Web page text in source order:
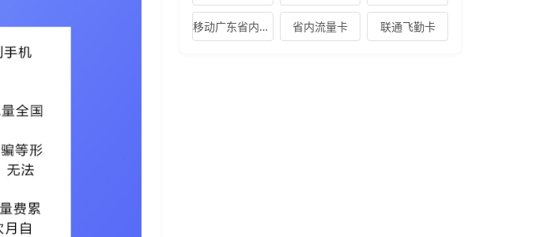
移动广东省内专享卡 省内流量卡 联通飞勤卡